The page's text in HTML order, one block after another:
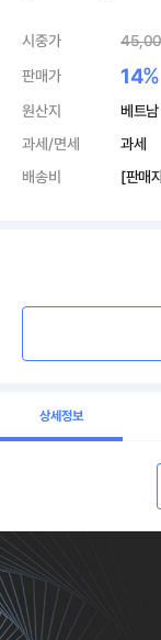
시중가
판매가
14%
원산지
베트남
과세/면세
과세
배송비
[판매
상세정보